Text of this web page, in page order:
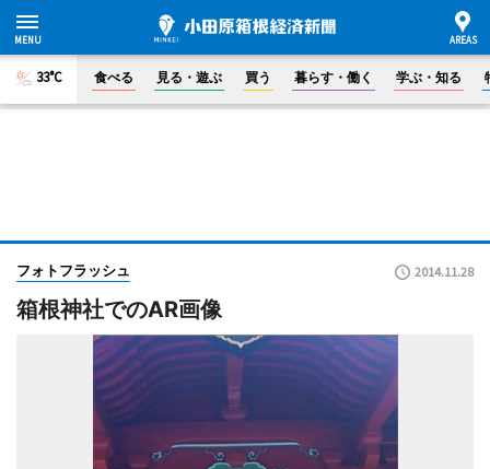
33°C 食べる 見る・遊ぶ 買う 暮らす・働く 学ぶ・知る
フォトフラッシュ 2014.11.28
箱根神社でのAR画像